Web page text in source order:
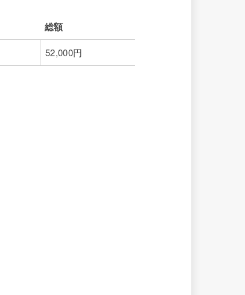
総額
総額
52,000円